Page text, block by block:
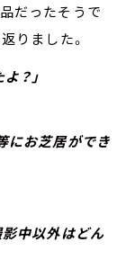
だったそうで
りました。
？」
お芝居ができ
影中以外はどん